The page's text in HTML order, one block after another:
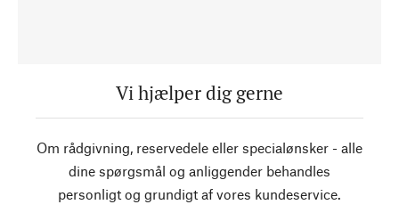
Vi hjælper dig gerne
Om rådgivning, reservedele eller specialønsker - alle
dine spørgsmål og anliggender behandles
personligt og grundigt af vores kundeservice.